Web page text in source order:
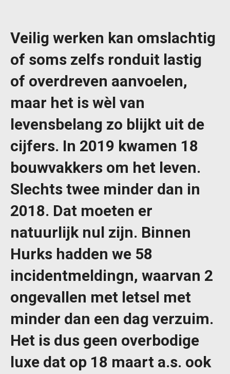
Veilig werken kan omslachtig
of soms zelfs ronduit lastig
of overdreven aanvoelen,
maar het is wèl van
levensbelang zo blijkt uit de
cijfers. In 2019 kwamen 18
bouwvakkers om het leven.
Slechts twee minder dan in
2018. Dat moeten er
natuurlijk nul zijn. Binnen
Hurks hadden we 58
incidentmeldingn, waarvan 2
ongevallen met letsel met
minder dan een dag verzuim.
Het is dus geen overbodige
luxe dat op 18 maart a.s. ook